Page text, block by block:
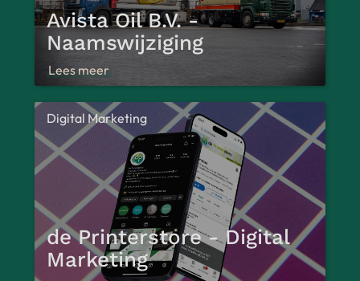
Avista Oil B.V. -
Naamswijziging
Lees meer
Digital Marketing
de Printerstore - Digital
Marketing